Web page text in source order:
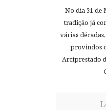
No dia 31 de
tradição já
várias
provindos
Arciprestado